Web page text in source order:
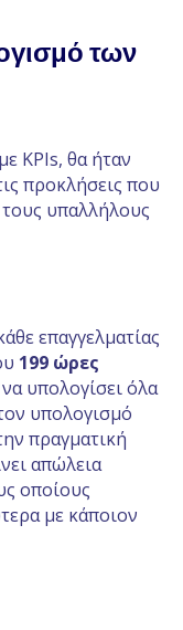
των
KPIs, θα ήταν
προκλήσεις που
υπαλλήλους
επαγγελματίας
199 ώρες
υπολογίσει όλα
υπολογισμό
πραγματική
απώλεια
οποίους
με κάποιον